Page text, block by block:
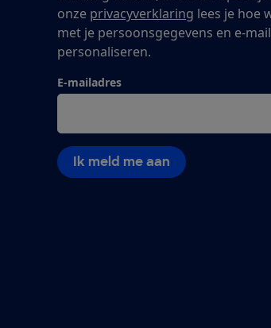
onze privacyverklaring lees je hoe
met je persoonsgegevens en e-
personaliseren.
E-mailadres
Ik meld me aan